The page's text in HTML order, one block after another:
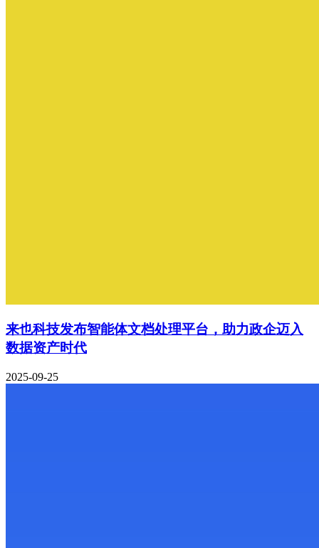
来也科技发布智能体文档处理平台，助力政企迈入
数据资产时代
2025-09-25